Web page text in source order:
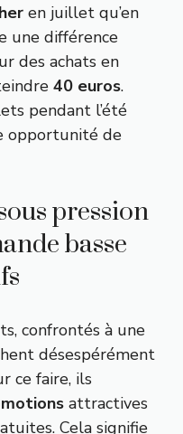
en juillet qu’en
une différence
des achats en
40 euros.
pendant l’été
opportunité de
pression
basse
confrontés à une
désespérément
ce faire, ils
attractives
Cela signifie